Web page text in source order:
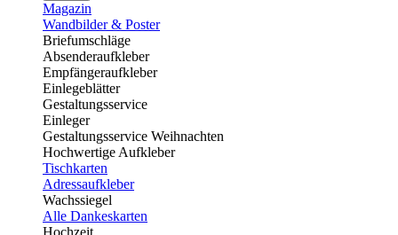
Magazin
Wandbilder & Poster
Briefumschläge
Absenderaufkleber
Empfängeraufkleber
Einlegeblätter
Gestaltungsservice
Einleger
Gestaltungsservice Weihnachten
Hochwertige Aufkleber
Tischkarten
Adressaufkleber
Wachssiegel
Alle Dankeskarten
Hochzeit